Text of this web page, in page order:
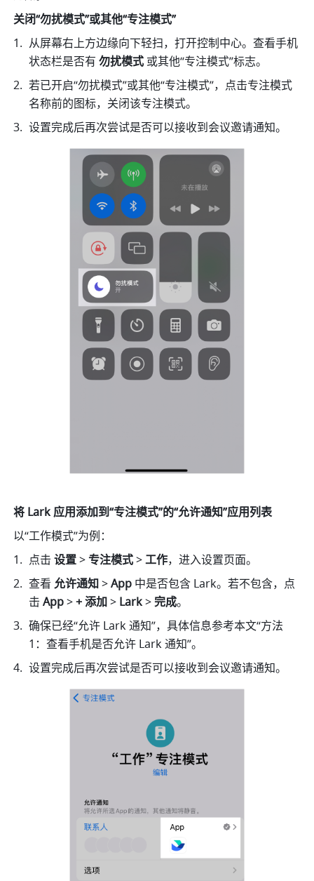
关闭“勿扰模式”或其他“专注模式”
从屏幕右上方边缘向下轻扫，打开控制中心。查看手机
状态栏是否有 勿扰模式 或其他“专注模式”标志。
若已开启“勿扰模式”或其他“专注模式”，点击专注模式
名称前的图标，关闭该专注模式。
设置完成后再次尝试是否可以接收到会议邀请通知。
将 Lark 应用添加到“专注模式”的“允许通知”应用列表
以“工作模式”为例：
点击 设置 > 专注模式 > 工作，进入设置页面。
查看 允许通知 > App 中是否包含 Lark。若不包含，点
击 App > + 添加 > Lark > 完成。
确保已经“允许 Lark 通知”，具体信息参考本文“方法
1：查看手机是否允许 Lark 通知”。
设置完成后再次尝试是否可以接收到会议邀请通知。